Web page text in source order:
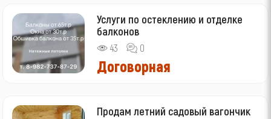
Услуги по остеклению и отделке
балконов
43 0
Договорная
Продам летний садовый вагончик